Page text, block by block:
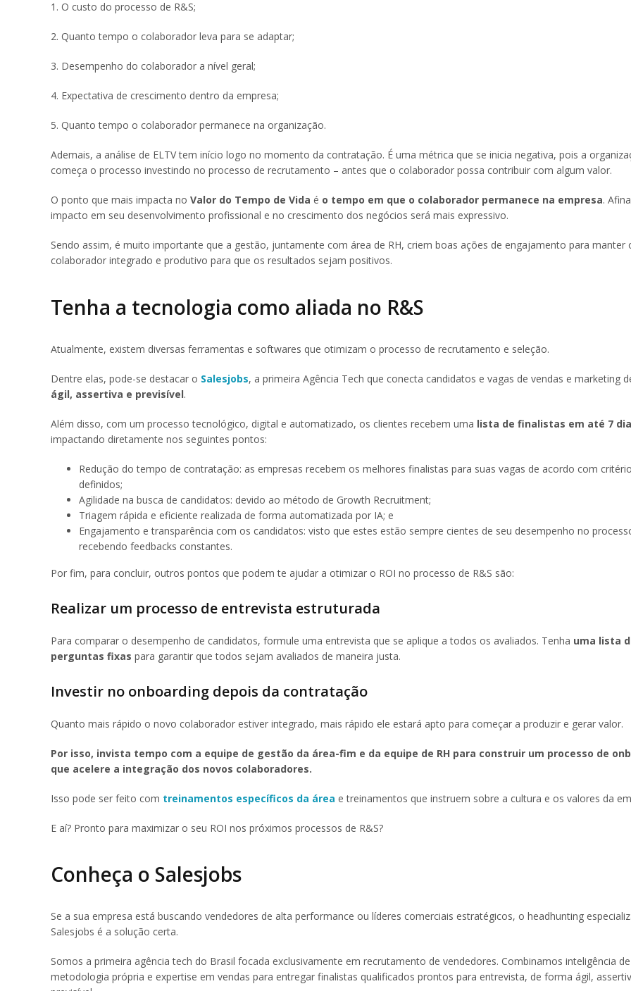
1. O custo do processo de R&S;
2. Quanto tempo o colaborador leva para se adaptar;
3. Desempenho do colaborador a nível geral;
4. Expectativa de crescimento dentro da empresa;
5. Quanto tempo o colaborador permanece na organização.
Ademais, a análise de ELTV tem início logo no momento da contratação. É uma métrica que se inicia negativa, pois a
começa o processo investindo no processo de recrutamento – antes que o colaborador possa contribuir com algum valor.
O ponto que mais impacta no Valor do Tempo de Vida é o tempo em que o colaborador permanece na empresa.
impacto em seu desenvolvimento profissional e no crescimento dos negócios será mais expressivo.
Sendo assim, é muito importante que a gestão, juntamente com área de RH, criem boas ações de engajamento para manter
colaborador integrado e produtivo para que os resultados sejam positivos.
Tenha a tecnologia como aliada no R&S
Atualmente, existem diversas ferramentas e softwares que otimizam o processo de recrutamento e seleção.
Dentre elas, pode-se destacar o Salesjobs, a primeira Agência Tech que conecta candidatos e vagas de vendas e marketing
ágil, assertiva e previsível.
Além disso, com um processo tecnológico, digital e automatizado, os clientes recebem uma lista de finalistas em até 7
impactando diretamente nos seguintes pontos:
Redução do tempo de contratação: as empresas recebem os melhores finalistas para suas vagas de acordo com
definidos;
Agilidade na busca de candidatos: devido ao método de Growth Recruitment;
Triagem rápida e eficiente realizada de forma automatizada por IA; e
Engajamento e transparência com os candidatos: visto que estes estão sempre cientes de seu desempenho no
recebendo feedbacks constantes.
Por fim, para concluir, outros pontos que podem te ajudar a otimizar o ROI no processo de R&S são:
Realizar um processo de entrevista estruturada
Para comparar o desempenho de candidatos, formule uma entrevista que se aplique a todos os avaliados. Tenha uma lista
perguntas fixas para garantir que todos sejam avaliados de maneira justa.
Investir no onboarding depois da contratação
Quanto mais rápido o novo colaborador estiver integrado, mais rápido ele estará apto para começar a produzir e gerar valor.
Por isso, invista tempo com a equipe de gestão da área-fim e da equipe de RH para construir um processo de
que acelere a integração dos novos colaboradores.
Isso pode ser feito com treinamentos específicos da área e treinamentos que instruem sobre a cultura e os valores da
E aí? Pronto para maximizar o seu ROI nos próximos processos de R&S?
Conheça o Salesjobs
Se a sua empresa está buscando vendedores de alta performance ou líderes comerciais estratégicos, o headhunting
Salesjobs é a solução certa.
Somos a primeira agência tech do Brasil focada exclusivamente em recrutamento de vendedores. Combinamos inteligência
metodologia própria e expertise em vendas para entregar finalistas qualificados prontos para entrevista, de forma ágil,